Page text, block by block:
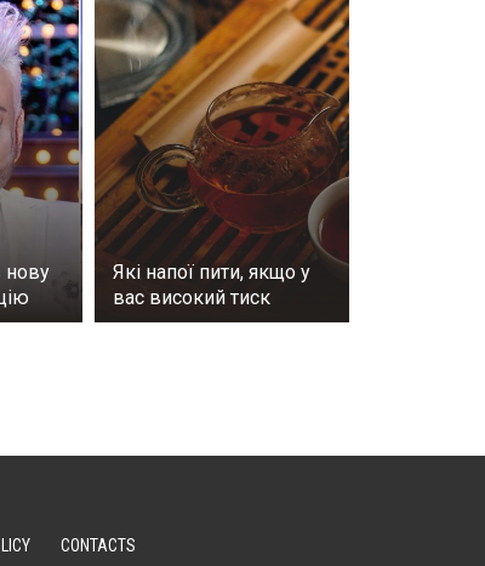
нову
Які напої пити, якщо у
вас високий тиск
CONTACTS